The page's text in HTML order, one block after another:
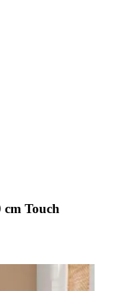
Touch